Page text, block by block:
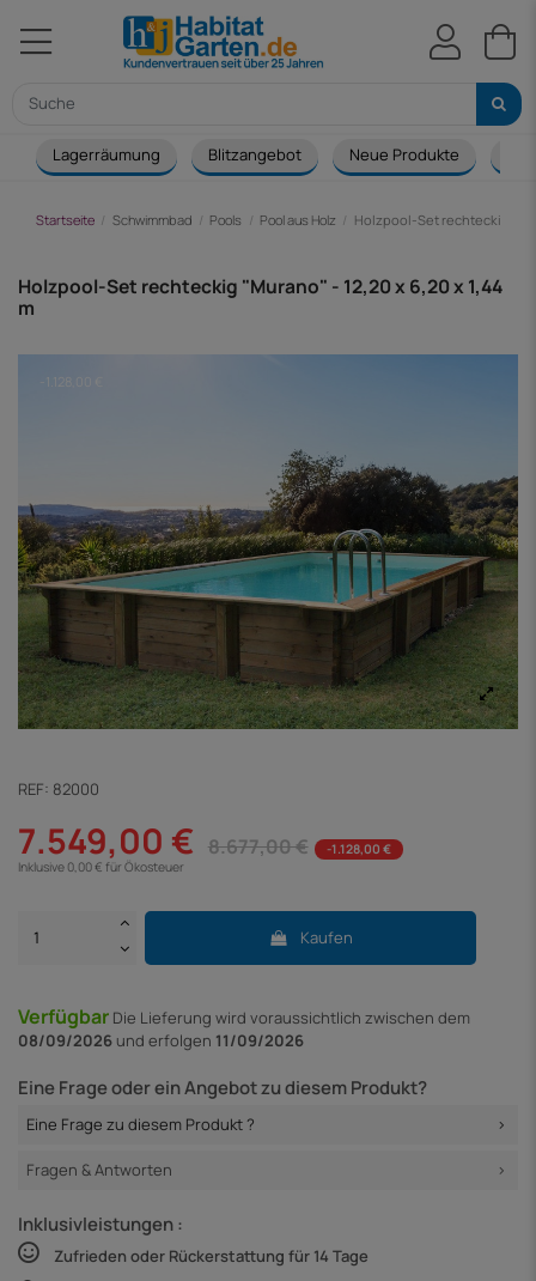
Lagerräumung Blitzangebot Neue Produkte
Startseite Schwimmbad Pools Pool aus Holz Holzpool-Set rechteckig
Holzpool-Set rechteckig "Murano" - 12,20 x 6,20 x 1,44
m
-1.128,00 €
REF: 82000
7.549,00 € 8.677,00 €
-1.128,00 €
Inklusive 0,00 € für Ökosteuer
Kaufen
Verfügbar Die Lieferung wird voraussichtlich zwischen dem
08/09/2026 und erfolgen 11/09/2026
Eine Frage oder ein Angebot zu diesem Produkt?
Eine Frage zu diesem Produkt ?
Fragen & Antworten
Inklusivleistungen :
Zufrieden oder Rückerstattung für 14 Tage